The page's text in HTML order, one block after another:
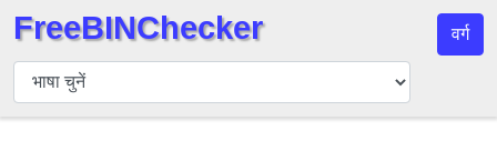
बिन
चेकर
FreeBINChecker वर्ग